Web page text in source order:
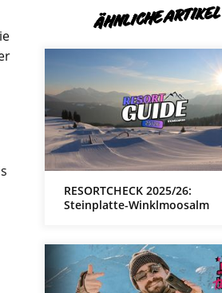
ÄHNLICHE ARTIKEL
RESORTCHECK 2025/26:
Steinplatte-Winklmoosalm